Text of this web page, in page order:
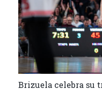
Brizuela celebra su